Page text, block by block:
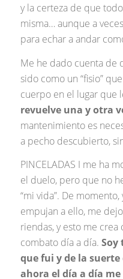
y la certeza de que
misma… aunque a
para echar a andar
Me he dado cuenta de
sido como un “fisio”
cuerpo en el lugar que
revuelve una y otra
mantenimiento es
a pecho descubierto,
PINCELADAS I me ha
el duelo, pero que no
“mi vida”. De
empujan a ello, me
riendas, y esto me
combato día a día. Soy
que fui y de la
ahora el día a día